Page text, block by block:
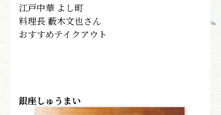
江戸中華 よし町
料理長 藪木文也さん
おすすめテイクアウト
銀座しゅうまい